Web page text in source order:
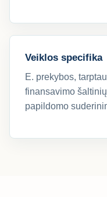
Veiklos specifika
E. prekybos,
finansavimo
papildomo